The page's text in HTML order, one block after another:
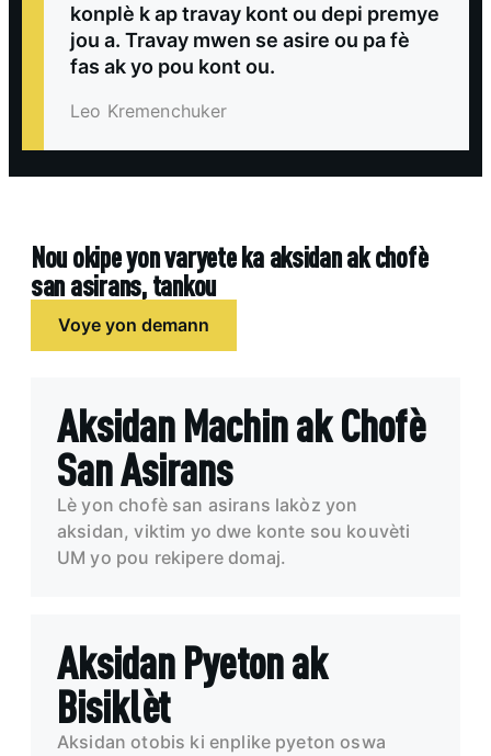
konplè k ap travay kont ou depi premye
jou a. Travay mwen se asire ou pa fè
fas ak yo pou kont ou.
Leo Kremenchuker
Nou okipe yon varyete ka aksidan ak chofè
san asirans, tankou
Voye yon demann
Aksidan Machin ak Chofè
San Asirans
Lè yon chofè san asirans lakòz yon
aksidan, viktim yo dwe konte sou kouvèti
UM yo pou rekipere domaj.
Aksidan Pyeton ak
Bisiklèt
Aksidan otobis ki enplike pyeton oswa